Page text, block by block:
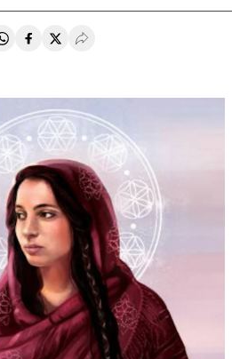
Compartir en Whatsapp
Compartir en Facebook
Compartir en Twitter
Desplegar Redes Sociales